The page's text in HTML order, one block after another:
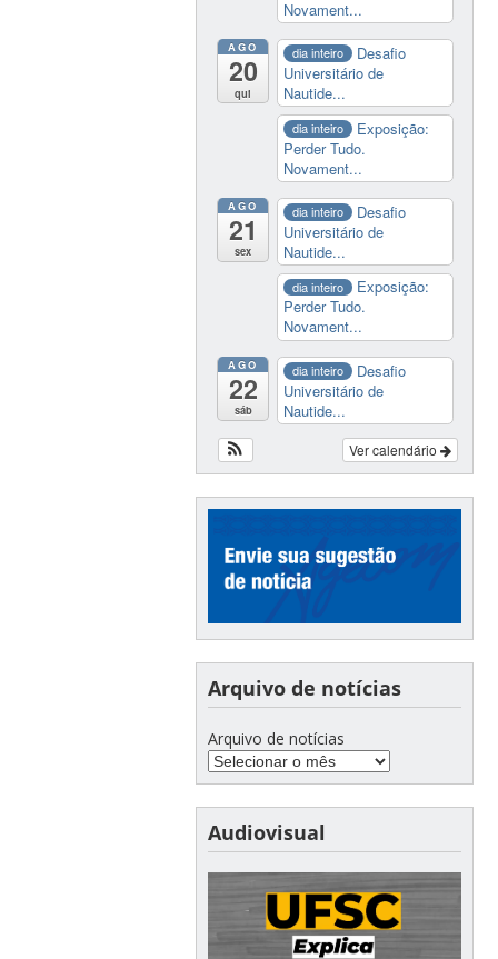
Novament...
AGO
20
qui
dia inteiro
Desafio
Universitário de
Nautide...
dia inteiro
Exposição:
Perder Tudo.
Novament...
AGO
21
sex
dia inteiro
Desafio
Universitário de
Nautide...
dia inteiro
Exposição:
Perder Tudo.
Novament...
AGO
22
sáb
dia inteiro
Desafio
Universitário de
Nautide...
Ver calendário
Arquivo de notícias
Arquivo de notícias
Audiovisual